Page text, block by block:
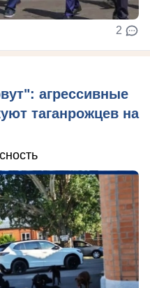
2
агрессивные
таганрожцев на